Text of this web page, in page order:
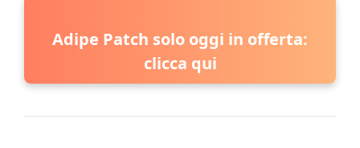
Adipe Patch solo oggi in offerta:
clicca qui